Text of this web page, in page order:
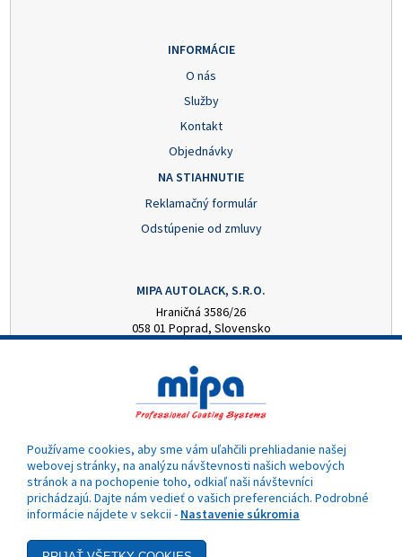
INFORMÁCIE
O nás
Služby
Kontakt
Objednávky
NA STIAHNUTIE
Reklamačný formulár
Odstúpenie od zmluvy
MIPA AUTOLACK, S.R.O.
Hraničná 3586/26
058 01 Poprad, Slovensko
mipa@autolack.sk
OTVÁRACIE HODINY
Pondelok - Piatok: 8:00 - 16:00 hod.
Používame cookies, aby sme vám uľahčili prehliadanie našej
webovej stránky, na analýzu návštevnosti našich webových
stránok a na pochopenie toho, odkiaľ naši návštevníci
prichádzajú. Dajte nám vedieť o vašich preferenciách. Podrobné
informácie nájdete v sekcii - Nastavenie súkromia